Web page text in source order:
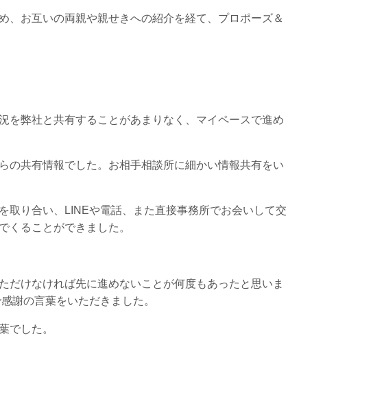
、お互いの両親や親せきへの紹介を経て、プロポーズ＆
を弊社と共有することがあまりなく、マイペースで進め
の共有情報でした。お相手相談所に細かい情報共有をい
取り合い、LINEや電話、また直接事務所でお会いして交
くることができました。
だけなければ先に進めないことが何度もあったと思いま
謝の言葉をいただきました。
でした。